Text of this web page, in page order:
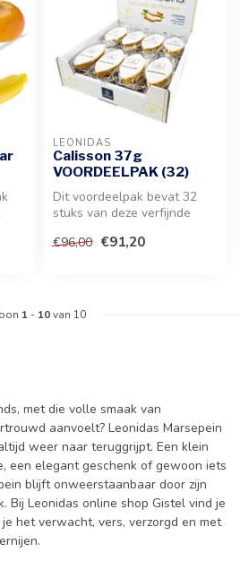
LEONIDAS
Calisson 37g
VOORDEELPAK (32)
Dit voordeelpak bevat 32
stuks van deze verfijnde
d...
€96,00 €91,20
1 - 10van 10
met die volle smaak van
aanvoelt? Leonidas Marsepein
weer naar teruggrijpt. Een klein
een elegant geschenk of gewoon iets
blijft onweerstaanbaar door zijn
Bij Leonidas online shop Gistel vind je
het verwacht, vers, verzorgd en met